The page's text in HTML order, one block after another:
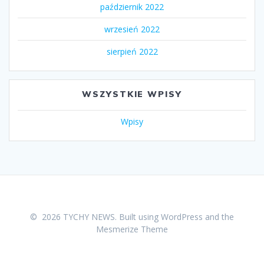
październik 2022
wrzesień 2022
sierpień 2022
WSZYSTKIE WPISY
Wpisy
© 2026 TYCHY NEWS. Built using WordPress and the
Mesmerize Theme